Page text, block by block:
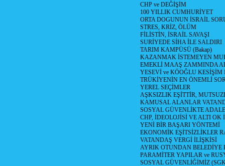
CHP ve DEĞİŞİM
100 YILLIK CUMHURİYET
ORTA DOGUNUN İSRAİL
STRES, KRİZ, ÖLÜM
FİLİSTİN, İSRAİL SAVAŞI
SURİYEDE SİHA İLE SALDIRI
TARIM KAMPÜSÜ (Bakap)
KAZANMAK İSTEMEYEN
EMEKLİ MAAŞ ZAMMINDA
YESEVİ ve KÖOĞLU
TRÜKİYENİN EN ÖNEMLİ
YEREL SEÇİMLER
AŞKSIZLIK EŞİTTİR,
KAMUSAL ALANLAR
SOSYAL GÜVENLİKTE
CHP, İDEOLOJİSİ VE ALTI OK
YENİ BİR BAŞARI YÖNTEMİ
EKONOMİK EŞİTSİZLİKLER
VATANDAŞ VERGİ İLİŞKİSİ
AYRIK OTUNDAN
PARAMİTER YAPILAR ve
SOSYAL GÜVENLİĞİMİZ